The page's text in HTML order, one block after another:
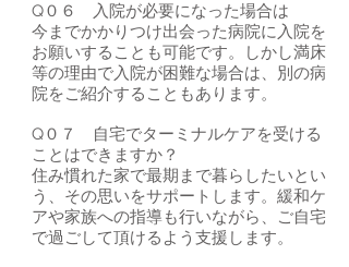
Q０６ 入院が必要になった場合は
今までかかりつけ出会った病院に入院を
お願いすることも可能です。しかし満床
等の理由で入院が困難な場合は、別の病
院をご紹介することもあります。
Q０７ 自宅でターミナルケアを受ける
ことはできますか？
住み慣れた家で最期まで暮らしたいとい
う、その思いをサポートします。緩和ケ
アや家族への指導も行いながら、ご自宅
で過ごして頂けるよう支援します。